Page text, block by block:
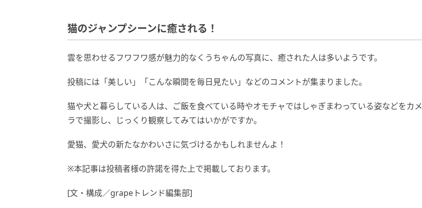
猫のジャンプシーンに癒される！
雲を思わせるフワフワ感が魅力的なくうちゃんの写真に、癒された人は多いようです。
投稿には「美しい」「こんな瞬間を毎日見たい」などのコメントが集まりました。
猫や犬と暮らしている人は、ご飯を食べている時やオモチャではしゃぎまわっている姿などをカメ
ラで撮影し、じっくり観察してみてはいかがですか。
愛猫、愛犬の新たなかわいさに気づけるかもしれませんよ！
※本記事は投稿者様の許諾を得た上で掲載しております。
[文・構成／grapeトレンド編集部]